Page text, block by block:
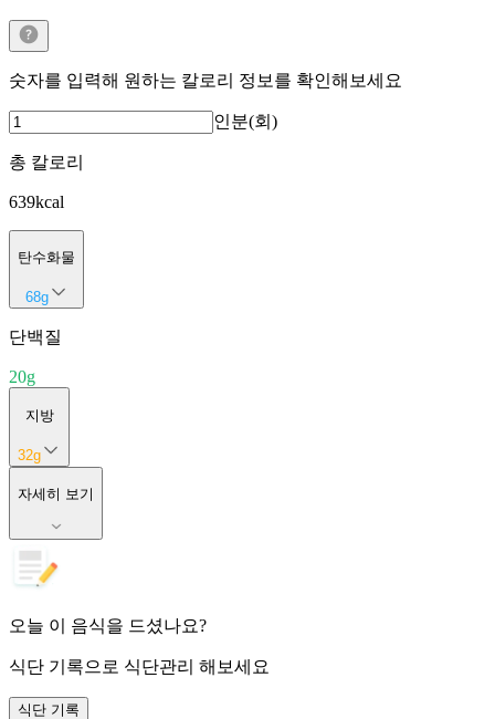
숫자를 입력해 원하는 칼로리 정보를 확인해보세요
인분(회)
총 칼로리
639kcal
탄수화물
68g
단백질
20g
지방
32g
자세히 보기
오늘 이 음식을 드셨나요?
식단 기록으로 식단관리 해보세요
식단 기록